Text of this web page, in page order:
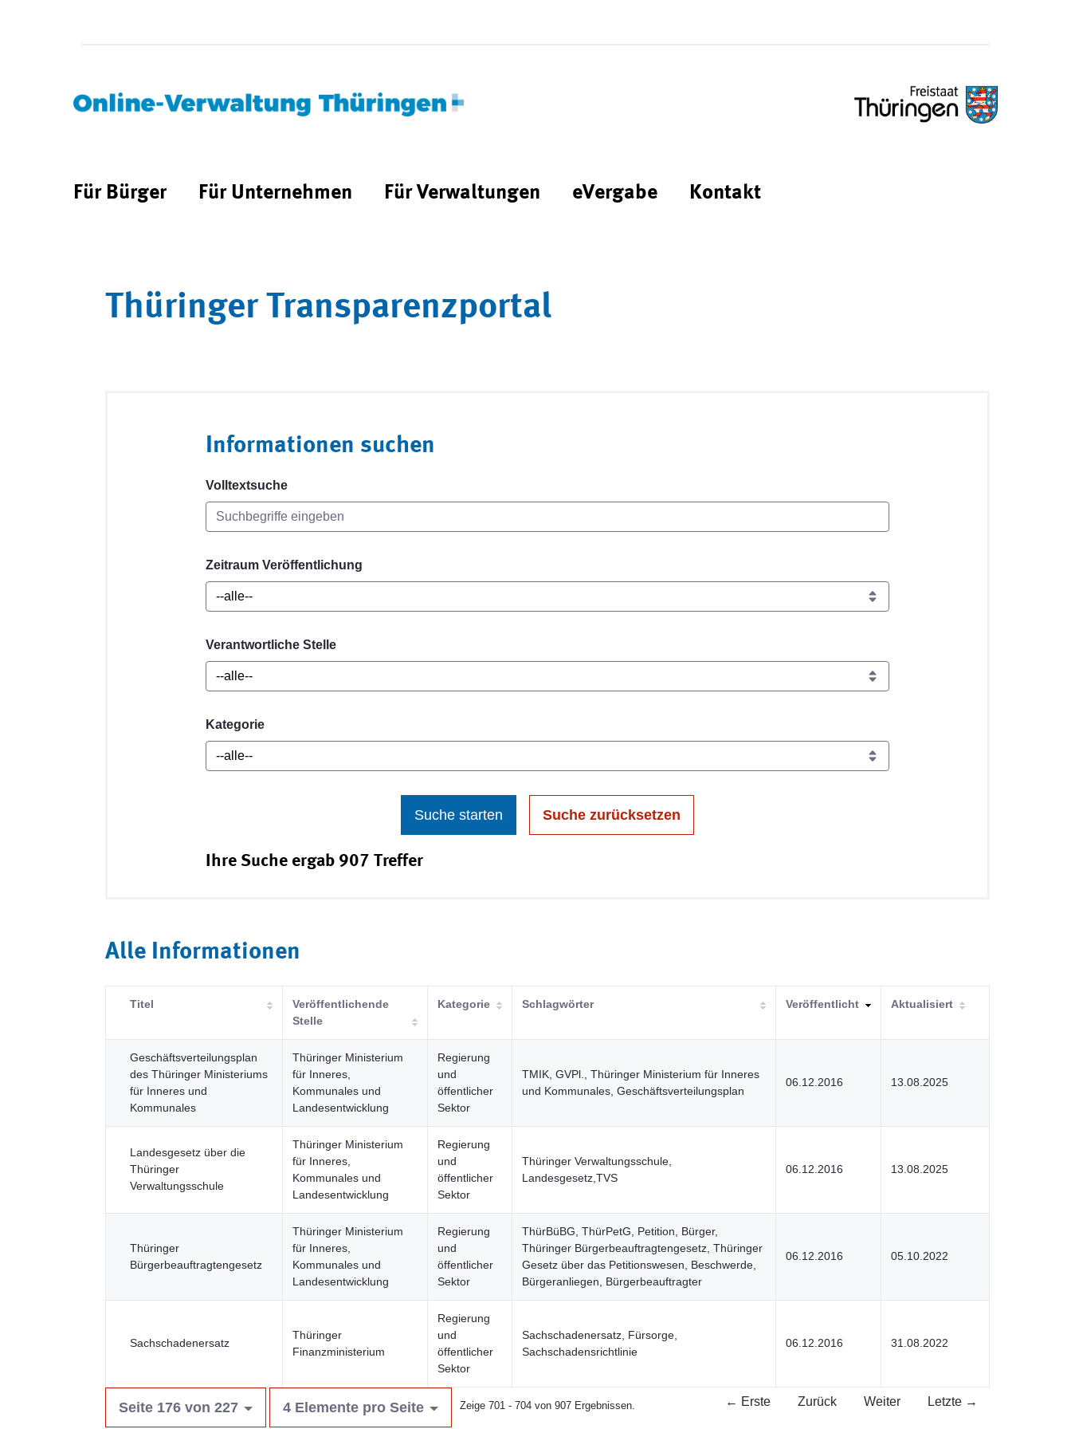
Für Bürger Für Unternehmen Für Verwaltungen eVergabe Kontakt
Thüringer Transparenzportal
Informationen suchen
Volltextsuche
Zeitraum Veröffentlichung
Verantwortliche Stelle
Kategorie
Suche starten Suche zurücksetzen
Ihre Suche ergab 907 Treffer
Alle Informationen
Titel
Veröffentlichende
Stelle
Kategorie Schlagwörter Veröffentlicht Aktualisiert
Geschäftsverteilungsplan
des Thüringer Ministeriums
für Inneres und
Kommunales
Thüringer Ministerium
für Inneres,
Kommunales und
Landesentwicklung
Regierung
und
öffentlicher
Sektor
TMIK, GVPl., Thüringer Ministerium für Inneres
und Kommunales, Geschäftsverteilungsplan
06.12.2016 13.08.2025
Landesgesetz über die
Thüringer
Verwaltungsschule
Thüringer Ministerium
für Inneres,
Kommunales und
Landesentwicklung
Regierung
und
öffentlicher
Sektor
Thüringer Verwaltungsschule,
Landesgesetz,TVS
06.12.2016 13.08.2025
Thüringer
Bürgerbeauftragtengesetz
Thüringer Ministerium
für Inneres,
Kommunales und
Landesentwicklung
Regierung
und
öffentlicher
Sektor
ThürBüBG, ThürPetG, Petition, Bürger,
Thüringer Bürgerbeauftragtengesetz, Thüringer
Gesetz über das Petitionswesen, Beschwerde,
Bürgeranliegen, Bürgerbeauftragter
06.12.2016 05.10.2022
Sachschadenersatz
Thüringer
Finanzministerium
Regierung
und
öffentlicher
Sektor
Sachschadenersatz, Fürsorge,
Sachschadensrichtlinie
06.12.2016 31.08.2022
Seite 176 von 227 4 Elemente pro Seite Zeige 701 - 704 von 907 Ergebnissen. ← Erste Zurück Weiter Letzte →